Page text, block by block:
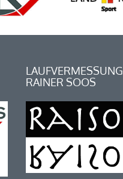
LAUFVERMESSUNG
RAINER SOOS